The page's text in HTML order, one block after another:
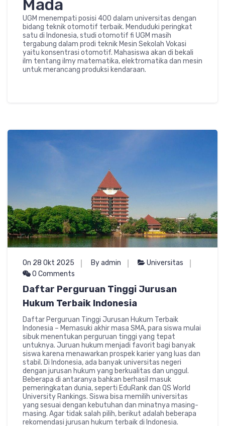
Mada
UGM menempati posisi 400 dalam universitas dengan
bidang teknik otomotif terbaik. Menduduki peringkat
satu di Indonesia, studi otomotif fi UGM masih
tergabung dalam prodi teknik Mesin Sekolah Vokasi
yaitu konsentrasi otomotif. Mahasiswa akan di bekali
ilm tentang ilmy matematika, elektromatika dan mesin
untuk merancang produksi kendaraan.
On 28 Okt 2025 By admin
Universitas
0 Comments
Daftar Perguruan Tinggi Jurusan
Hukum Terbaik Indonesia
Daftar Perguruan Tinggi Jurusan Hukum Terbaik
Indonesia – Memasuki akhir masa SMA, para siswa mulai
sibuk menentukan perguruan tinggi yang tepat
untuknya. Juruan hukum menjadi favorit bagi banyak
siswa karena menawarkan prospek karier yang luas dan
stabil. Di Indonesia, ada banyak universitas negeri
dengan jurusan hukum yang berkualitas dan unggul.
Beberapa di antaranya bahkan berhasil masuk
pemeringkatan dunia, seperti EduRank dan QS World
University Rankings. Siswa bisa memilih universitas
yang sesuai dengan kebutuhan dan minatnya masing-
masing. Agar tidak salah pilih, berikut adalah beberapa
rekomendasi jurusan hukum terbaik di Indonesia.